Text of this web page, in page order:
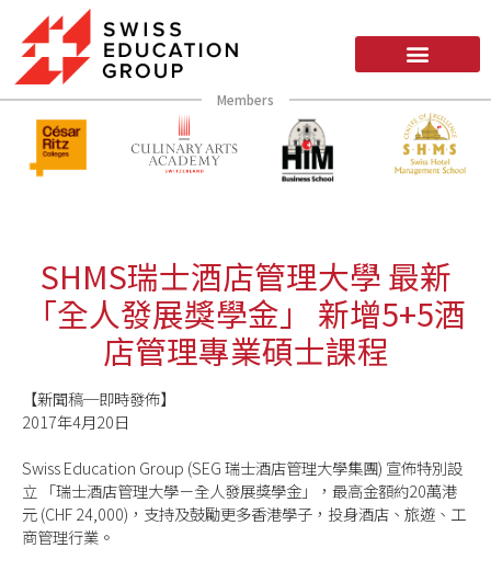
Members
SHMS瑞士酒店管理大學 最新
「全人發展獎學金」 新增5+5酒
店管理專業碩士課程
【新聞稿─即時發佈】
2017年4月20日
Swiss Education Group (SEG 瑞士酒店管理大學集團) 宣佈特別設
立 「瑞士酒店管理大學－全人發展獎學金」，最高金額約20萬港
元 (CHF 24,000)，支持及鼓勵更多香港學子，投身酒店、旅遊、工
商管理行業。